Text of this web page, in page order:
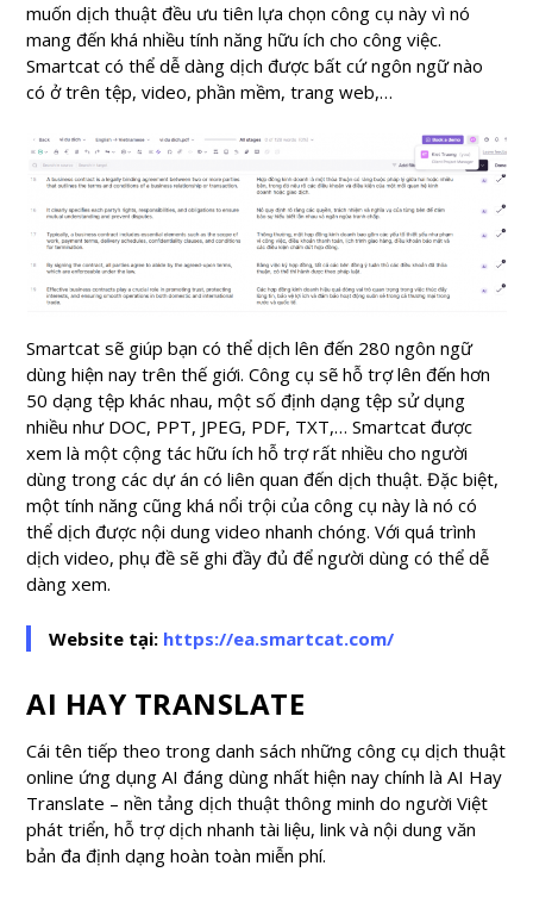
muốn dịch thuật đều ưu tiên lựa chọn công cụ này vì nó
mang đến khá nhiều tính năng hữu ích cho công việc.
Smartcat có thể dễ dàng dịch được bất cứ ngôn ngữ nào
có ở trên tệp, video, phần mềm, trang web,…
Smartcat sẽ giúp bạn có thể dịch lên đến 280 ngôn ngữ
dùng hiện nay trên thế giới. Công cụ sẽ hỗ trợ lên đến hơn
50 dạng tệp khác nhau, một số định dạng tệp sử dụng
nhiều như DOC, PPT, JPEG, PDF, TXT,… Smartcat được
xem là một cộng tác hữu ích hỗ trợ rất nhiều cho người
dùng trong các dự án có liên quan đến dịch thuật. Đặc biệt,
một tính năng cũng khá nổi trội của công cụ này là nó có
thể dịch được nội dung video nhanh chóng. Với quá trình
dịch video, phụ đề sẽ ghi đầy đủ để người dùng có thể dễ
dàng xem.
Website tại: https://ea.smartcat.com/
AI HAY TRANSLATE
Cái tên tiếp theo trong danh sách những công cụ dịch thuật
online ứng dụng AI đáng dùng nhất hiện nay chính là AI Hay
Translate – nền tảng dịch thuật thông minh do người Việt
phát triển, hỗ trợ dịch nhanh tài liệu, link và nội dung văn
bản đa định dạng hoàn toàn miễn phí.